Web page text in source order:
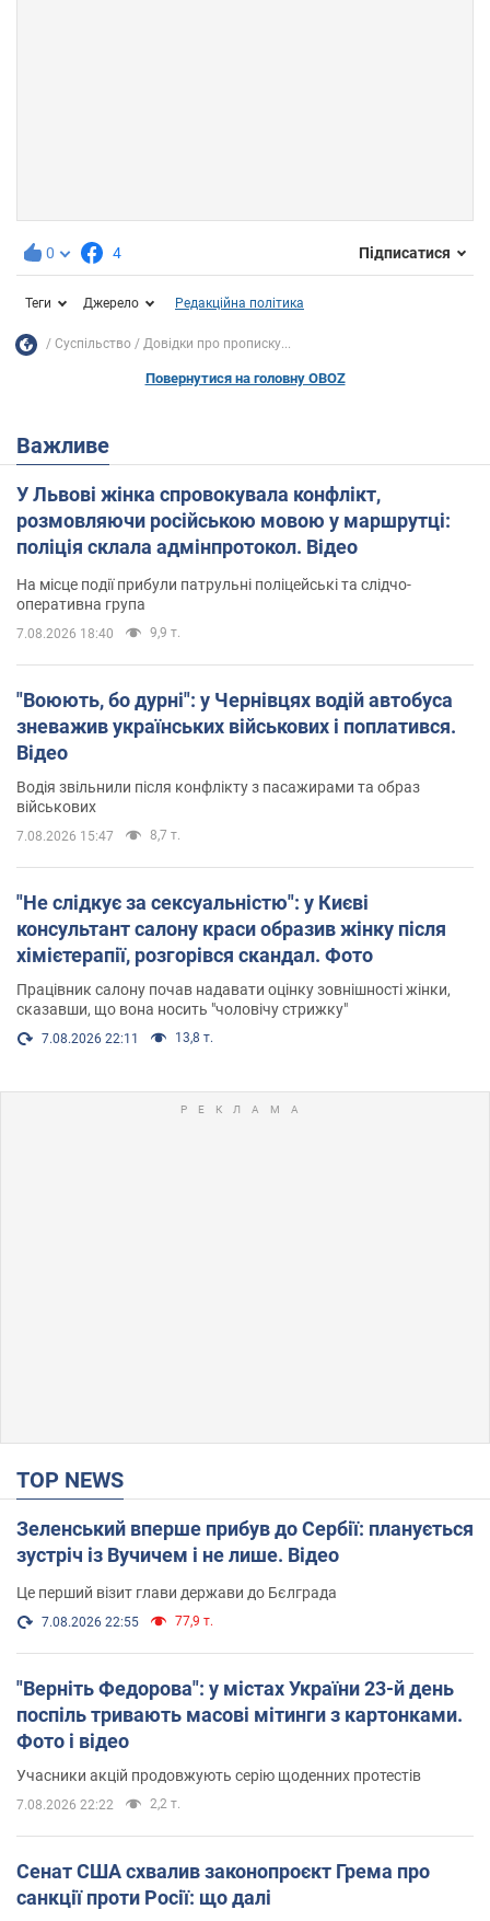
0 4 Підписатися
Теги Джерело Редакційна політика
Суспільство Довідки про прописку...
Повернутися на головну OBOZ
Важливе
У Львові жінка спровокувала конфлікт,
розмовляючи російською мовою у маршрутці:
поліція склала адмінпротокол. Відео
На місце події прибули патрульні поліцейські та слідчо-
оперативна група
7.08.2026 18:40 9,9 т.
"Воюють, бо дурні": у Чернівцях водій автобуса
зневажив українських військових і поплатився.
Відео
Водія звільнили після конфлікту з пасажирами та образ
військових
7.08.2026 15:47 8,7 т.
"Не слідкує за сексуальністю": у Києві
консультант салону краси образив жінку після
хімієтерапії, розгорівся скандал. Фото
Працівник салону почав надавати оцінку зовнішності жінки,
сказавши, що вона носить "чоловічу стрижку"
7.08.2026 22:11 13,8 т.
TOP NEWS
Зеленський вперше прибув до Сербії: планується
зустріч із Вучичем і не лише. Відео
Це перший візит глави держави до Бєлграда
7.08.2026 22:55 77,9 т.
"Верніть Федорова": у містах України 23-й день
поспіль тривають масові мітинги з картонками.
Фото і відео
Учасники акцій продовжують серію щоденних протестів
7.08.2026 22:22 2,2 т.
Сенат США схвалив законопроєкт Грема про
санкції проти Росії: що далі